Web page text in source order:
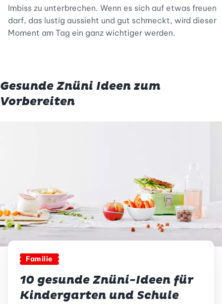
Imbiss zu unterbrechen. Wenn es sich auf etwas freuen
darf, das lustig aussieht und gut schmeckt, wird dieser
Moment am Tag ein ganz wichtiger werden.
Gesunde Znüni Ideen zum
Vorbereiten
Familie
10 gesunde Znüni-Ideen für
Kindergarten und Schule